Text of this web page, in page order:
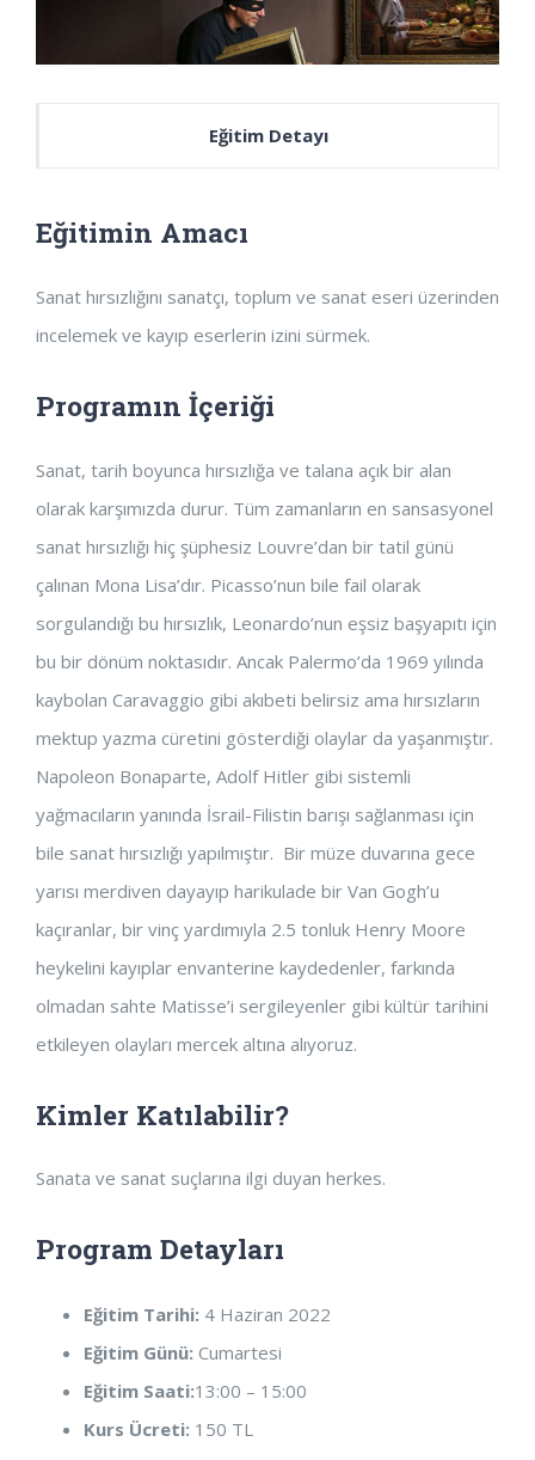
Eğitim Detayı
Eğitimin Amacı
Sanat hırsızlığını sanatçı, toplum ve sanat eseri üzerinden
incelemek ve kayıp eserlerin izini sürmek.
Programın İçeriği
Sanat, tarih boyunca hırsızlığa ve talana açık bir alan
olarak karşımızda durur. Tüm zamanların en sansasyonel
sanat hırsızlığı hiç şüphesiz Louvre’dan bir tatil günü
çalınan Mona Lisa’dır. Picasso’nun bile fail olarak
sorgulandığı bu hırsızlık, Leonardo’nun eşsiz başyapıtı için
bu bir dönüm noktasıdır. Ancak Palermo’da 1969 yılında
kaybolan Caravaggio gibi akıbeti belirsiz ama hırsızların
mektup yazma cüretini gösterdiği olaylar da yaşanmıştır.
Napoleon Bonaparte, Adolf Hitler gibi sistemli
yağmacıların yanında İsrail-Filistin barışı sağlanması için
bile sanat hırsızlığı yapılmıştır. Bir müze duvarına gece
yarısı merdiven dayayıp harikulade bir Van Gogh’u
kaçıranlar, bir vinç yardımıyla 2.5 tonluk Henry Moore
heykelini kayıplar envanterine kaydedenler, farkında
olmadan sahte Matisse’i sergileyenler gibi kültür tarihini
etkileyen olayları mercek altına alıyoruz.
Kimler Katılabilir?
Sanata ve sanat suçlarına ilgi duyan herkes.
Program Detayları
Eğitim Tarihi: 4 Haziran 2022
Eğitim Günü: Cumartesi
Eğitim Saati:13:00 – 15:00
Kurs Ücreti: 150 TL